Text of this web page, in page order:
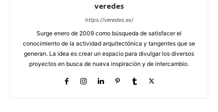
veredes
https://veredes.es/
Surge enero de 2009 como búsqueda de satisfacer el
conocimiento de la actividad arquitectónica y tangentes que se
generan. La idea es crear un espacio para divulgar los diversos
proyectos en busca de nueva inspiración y de intercambio.